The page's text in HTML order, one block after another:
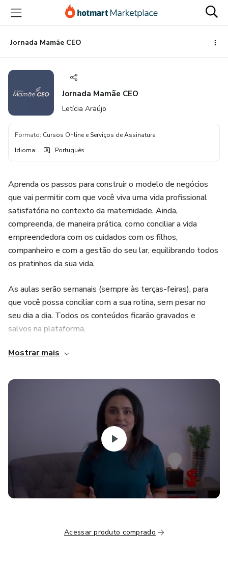
para
conteúdo
principal
para
pagamento
para
rodapé
Jornada Mamãe CEO
Jornada Mamãe CEO
Letícia Araújo
Formato: Cursos Online e Serviços de Assinatura
Idioma: Português
Aprenda os passos para construir o modelo de negócios
que vai permitir com que você viva uma vida profissional
satisfatória no contexto da maternidade. Ainda,
compreenda, de maneira prática, como conciliar a vida
empreendedora com os cuidados com os filhos,
companheiro e com a gestão do seu lar, equilibrando todos
os pratinhos da sua vida.
As aulas serão semanais (sempre às terças-feiras), para
que você possa conciliar com a sua rotina, sem pesar no
seu dia a dia. Todos os conteúdos ficarão gravados e
salvos na plataforma.
Você vai aprender temas como:
Organização e estruturação de objetivos e metas
Como encontrar a minha grande oportunidade de negócio
Conhecendo modelos de negócios e a modelagem de
Como definir meu público-alvo e o perfil do meu cliente
Pesquisa de Mercado
Mostrar mais
Acessar produto comprado